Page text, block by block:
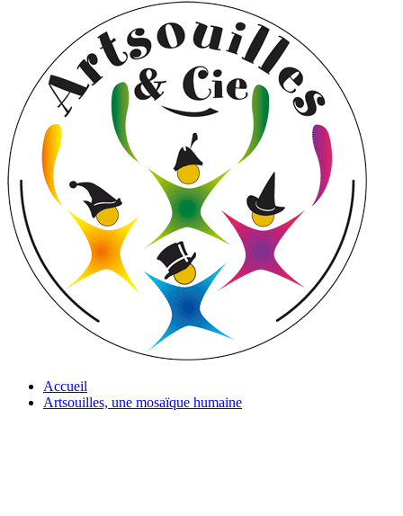
Accueil
Artsouilles, une mosaïque humaine